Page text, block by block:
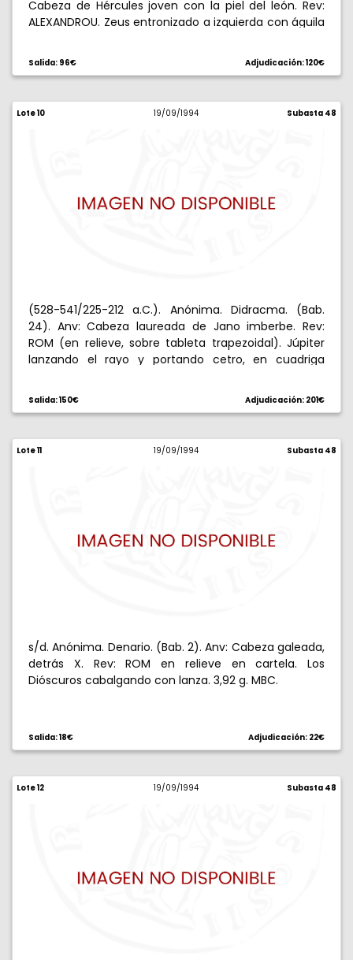
Cabeza de Hércules joven con la piel del león. Rev:
ALEXANDROU. Zeus entronizado a izquierda con águila
detrás hierro de lanza. 4,21 g. MBC+.
Salida: 96€ Adjudicación: 120€
Lote 10 19/09/1994 Subasta 48
(528-541/225-212 a.C.). Anónima. Didracma. (Bab.
24). Anv: Cabeza laureada de Jano imberbe. Rev:
ROM (en relieve, sobre tableta trapezoidal). Júpiter
lanzando el rayo y portando cetro, en cuadriga
Salida: 150€ Adjudicación: 201€
Lote 11 19/09/1994 Subasta 48
s/d. Anónima. Denario. (Bab. 2). Anv: Cabeza galeada,
detrás X. Rev: ROM en relieve en cartela. Los
Dióscuros cabalgando con lanza. 3,92 g. MBC.
Salida: 18€ Adjudicación: 22€
Lote 12 19/09/1994 Subasta 48